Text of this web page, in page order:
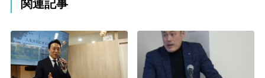
関連記事